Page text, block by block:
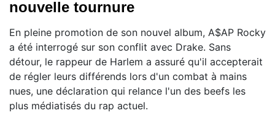
nouvelle tournure
En pleine promotion de son nouvel album, A$AP Rocky
a été interrogé sur son conflit avec Drake. Sans
détour, le rappeur de Harlem a assuré qu'il accepterait
de régler leurs différends lors d'un combat à mains
nues, une déclaration qui relance l'un des beefs les
plus médiatisés du rap actuel.